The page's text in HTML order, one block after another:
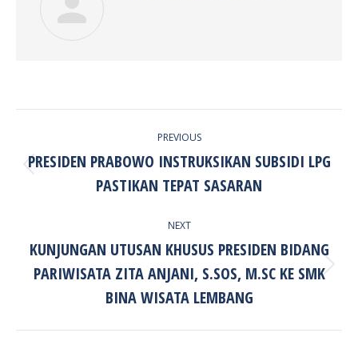
PREVIOUS
Previous
post:
PRESIDEN PRABOWO INSTRUKSIKAN SUBSIDI LPG
PASTIKAN TEPAT SASARAN
NEXT
Next
post:
KUNJUNGAN UTUSAN KHUSUS PRESIDEN BIDANG
PARIWISATA ZITA ANJANI, S.SOS, M.SC KE SMK
BINA WISATA LEMBANG